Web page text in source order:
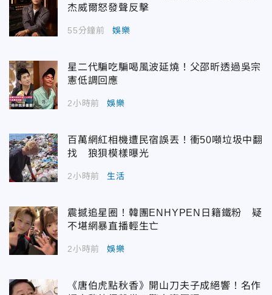
杰威爾怒發聲反擊
55分鐘前 娛樂
星二代騙吃騙喝風波延燒！父邵昕透過吳宗
憲低調回應
2小時前 娛樂
百萬網紅相機遭民宿誤丟！衝50噸垃圾中翻
找 狼狽模樣曝光
2小時前 生活
震撼追星圈！韓團ENHYPEN日籍鐵粉 疑
不堪網暴直播輕生亡
2小時前 娛樂
《唐伯虎點秋香》開山刀夫子成絕響！名作